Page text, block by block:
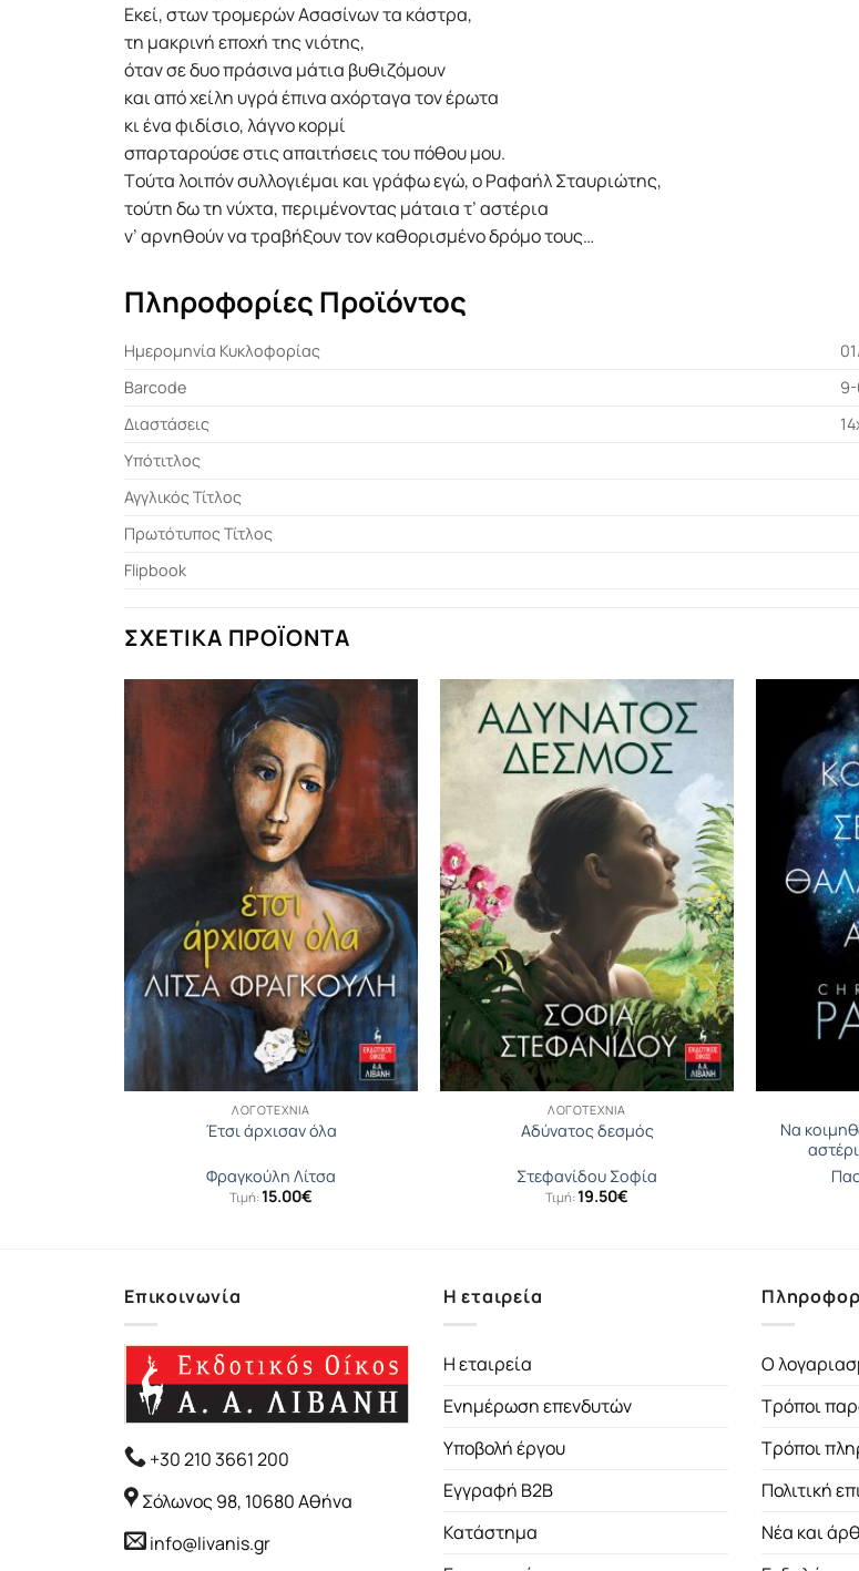
Eκεί, στων τρομερών Aσασίνων τα κάστρα,
τη μακρινή εποχή της νιότης,
όταν σε δυο πράσινα μάτια βυθιζόμουν
και από χείλη υγρά έπινα αχόρταγα τον έρωτα
κι ένα φιδίσιο, λάγνο κορμί
σπαρταρούσε στις απαιτήσεις του πόθου μου.
Tούτα λοιπόν συλλογιέμαι και γράφω εγώ, ο Pαφαήλ Σταυριώτης,
τούτη δω τη νύχτα, περιμένοντας μάταια τ’ αστέρια
ν’ αρνηθούν να τραβήξουν τον καθορισμένο δρόμο τους…
Πληροφορίες Προϊόντος
Ημερομηνία Κυκλοφορίας
Barcode
Διαστάσεις
Υπότιτλος
Αγγλικός Τίτλος
Πρωτότυπος Τίτλος
Flipbook
ΣΧΕΤΙΚΆ ΠΡΟΪΌΝΤΑ
ΛΟΓΟΤΕΧΝΊΑ
Έτσι άρχισαν όλα
Φραγκούλη Λίτσα
Τιμή:15.00€
ΛΟΓΟΤΕΧΝΊΑ
Αδύνατος δεσμός
Στεφανίδου Σοφία
Τιμή:19.50€
Να
Επικοινωνία
+30 210 3661 200
Σόλωνος 98, 10680 Αθήνα
info@livanis.gr
Η εταιρεία
Η εταιρεία
Ενημέρωση επενδυτών
Υποβολή έργου
Εγγραφή B2B
Κατάστημα
Ο
Τρόποι
Τρόποι
Πολιτική
Νέα και